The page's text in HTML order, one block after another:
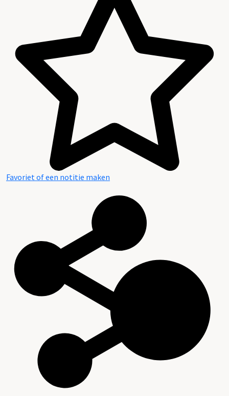
Favoriet of een notitie maken